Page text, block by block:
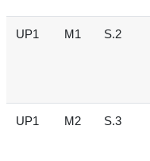
UP1 M1 S.2
UP1 M2 S.3